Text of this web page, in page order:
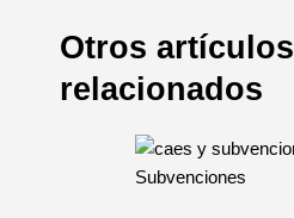
Otros artículos
relacionados
Subvenciones